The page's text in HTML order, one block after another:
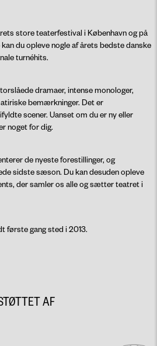
store teaterfestival i København og på
du opleve nogle af årets bedste danske
turnéhits.
dramaer, intense monologer,
bemærkninger. Det er
scener. Uanset om du er ny eller
noget for dig.
de nyeste forestillinger, og
sidste sæson. Du kan desuden opleve
der samler os alle og sætter teatret i
første gang sted i 2013.
AF